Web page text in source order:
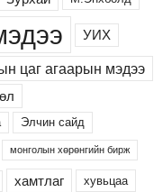
УИХ
цаг агаарын мэдээ
Элчин сайд
монголын хөрөнгийн бирж
хамтлаг хувьцаа